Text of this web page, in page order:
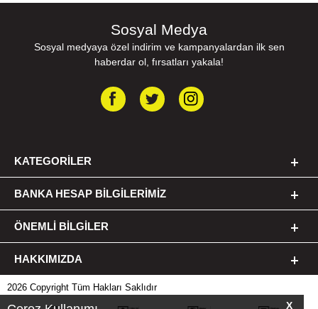
X
Sosyal Medya
Sosyal medyaya özel indirim ve kampanyalardan ilk sen
haberdar ol, fırsatları yakala!
KATEGORILER
BANKA HESAP BILGILERIMIZ
ÖNEMLI BILGILER
HAKKIMIZDA
2026 Copyright Tüm Hakları Saklıdır